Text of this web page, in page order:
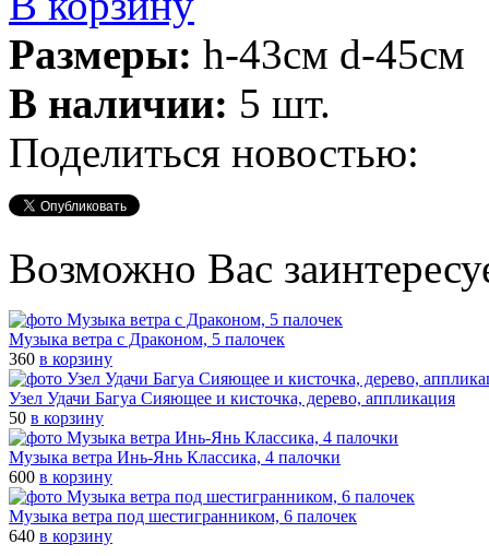
Размеры: h-43см d-45см
В наличии: 5 шт.
Поделиться новостью:
Возможно Вас
Музыка ветра с Драконом, 5 палочек
360 в корзину
Узел Удачи Багуа Сияющее и кисточка, дерево, аппликация
50 в корзину
Музыка ветра Инь-Янь Классика, 4 палочки
600 в корзину
Музыка ветра под шестигранником, 6 палочек
640 в корзину